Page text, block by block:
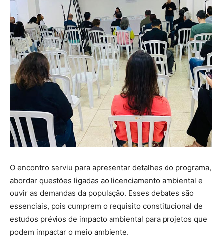
O encontro serviu para apresentar detalhes do programa,
abordar questões ligadas ao licenciamento ambiental e
ouvir as demandas da população. Esses debates são
essenciais, pois cumprem o requisito constitucional de
estudos prévios de impacto ambiental para projetos que
podem impactar o meio ambiente.